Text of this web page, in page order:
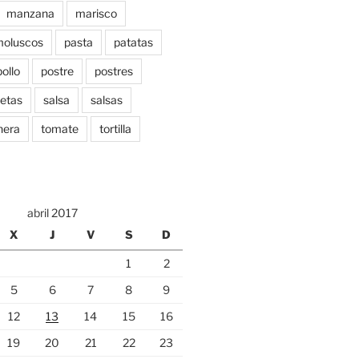
manzana marisco
pasta patatas
postre postres
salsa salsas
tomate tortilla
abril 2017
X
J V S D
1
2
5
6 7 8
9
12
13 14 15
16
19
20 21 22 23